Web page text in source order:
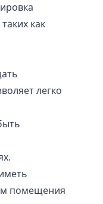
как
легко
помещения